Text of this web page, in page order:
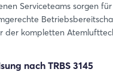
Serviceteams sorgen
der kompletten
nach TRBS 3145